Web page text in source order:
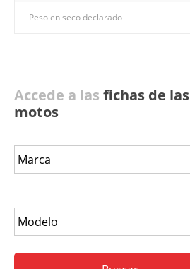
Peso en seco declarado
Accede a las fichas de las
motos